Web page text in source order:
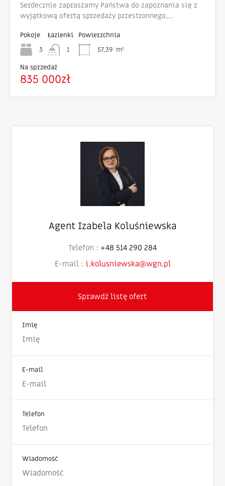
Serdecznie zapraszamy Państwa do zapoznania się z
wyjątkową ofertą sprzedaży przestronnego,…
Pokoje
3
Łazienki
1
Powierzchnia
57,39 m²
Na sprzedaż
835 000zł
Agent Izabela Koluśniewska
Telefon : +48 514 290 284
E-mail : i.kolusniewska@wgn.pl
Sprawdź listę ofert
Imię
E-mail
Telefon
Wiadomość